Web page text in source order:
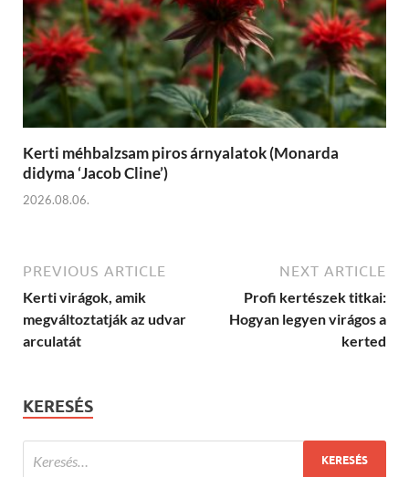
Kerti méhbalzsam piros árnyalatok (Monarda
didyma ‘Jacob Cline’)
2026.08.06.
PREVIOUS ARTICLE
Kerti virágok, amik
megváltoztatják az udvar
arculatát
NEXT ARTICLE
Profi kertészek titkai:
Hogyan legyen virágos a
kerted
KERESÉS